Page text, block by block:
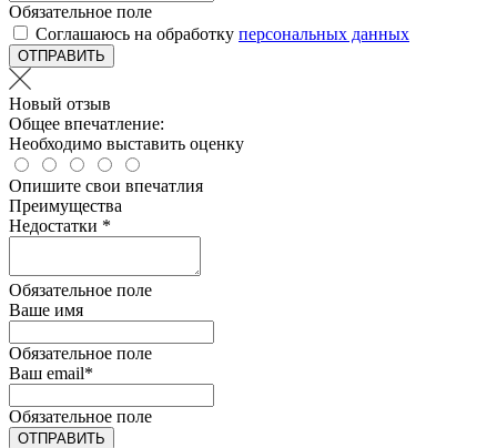
Обязательное поле
Соглашаюсь на обработку персональных данных
ОТПРАВИТЬ
Новый отзыв
Общее впечатление:
Необходимо выставить оценку
Опишите свои впечатлия
Преимущества
Недостатки *
Обязательное поле
Ваше имя
Обязательное поле
Ваш email*
Обязательное поле
ОТПРАВИТЬ